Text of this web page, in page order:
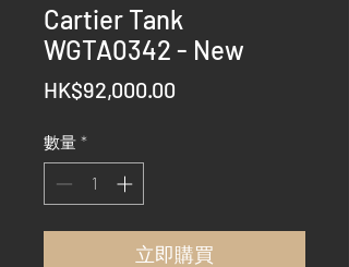
Cartier Tank
WGTA0342 - New
HK$92,000.00
數量 *
立即購買